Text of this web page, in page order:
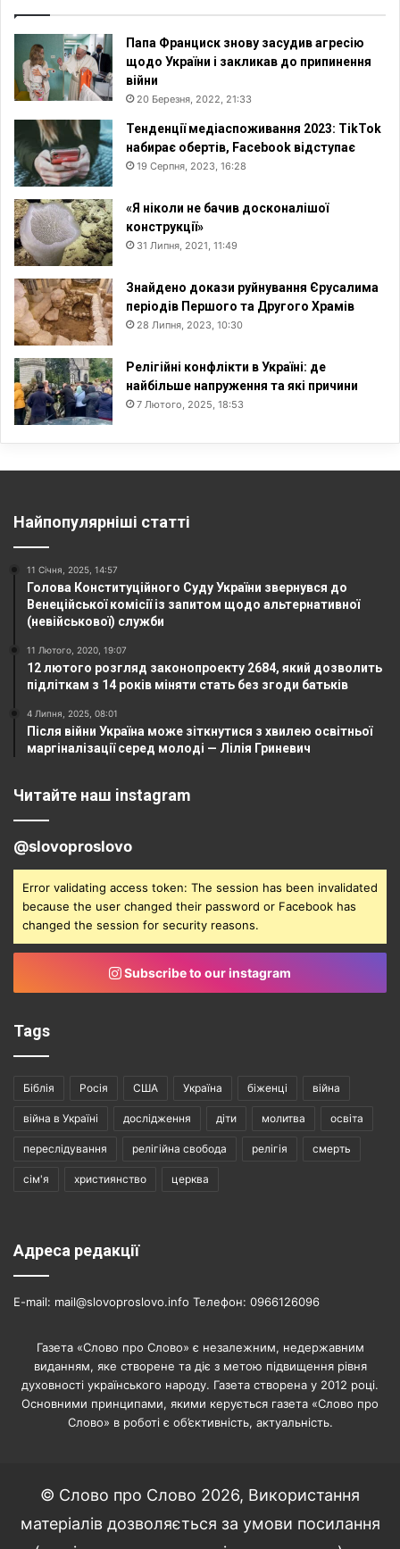
Папа Франциск знову засудив агресію
щодо України і закликав до припинення
війни
20 Березня, 2022, 21:33
Тенденції медіаспоживання 2023: TikTok
набирає обертів, Facebook відступає
19 Серпня, 2023, 16:28
«Я ніколи не бачив досконалішої
конструкції»
31 Липня, 2021, 11:49
Знайдено докази руйнування Єрусалима
періодів Першого та Другого Храмів
28 Липня, 2023, 10:30
Релігійні конфлікти в Україні: де
найбільше напруження та які причини
7 Лютого, 2025, 18:53
Найпопулярніші статті
11 Січня, 2025, 14:57
Голова Конституційного Суду України звернувся до
Венеційської комісії із запитом щодо альтернативної
(невійськової) служби
11 Лютого, 2020, 19:07
12 лютого розгляд законопроекту 2684, який дозволить
підліткам з 14 років міняти стать без згоди батьків
4 Липня, 2025, 08:01
Після війни Україна може зіткнутися з хвилею освітньої
маргіналізації серед молоді — Лілія Гриневич
Читайте наш instagram
@slovoproslovo
Error validating access token: The session has been invalidated
because the user changed their password or Facebook has
changed the session for security reasons.
Subscribe to our instagram
Tags
Біблія Росія США Україна біженці війна
війна в Україні дослідження діти молитва освіта
переслідування релігійна свобода релігія смерть
сім'я християнство церква
Адреса редакції
E-mail: mail@slovoproslovo.info Телефон: 0966126096
Газета «Слово про Слово» є незалежним, недержавним
виданням, яке створене та діє з метою підвищення рівня
духовності українського народу. Газета створена у 2012 році.
Основними принципами, якими керується газета «Слово про
Слово» в роботі є об’єктивність, актуальність.
© Слово про Слово 2026, Використання
матеріалів дозволяється за умови посилання